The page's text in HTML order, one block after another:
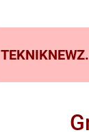
TEKNIKNEWZ.